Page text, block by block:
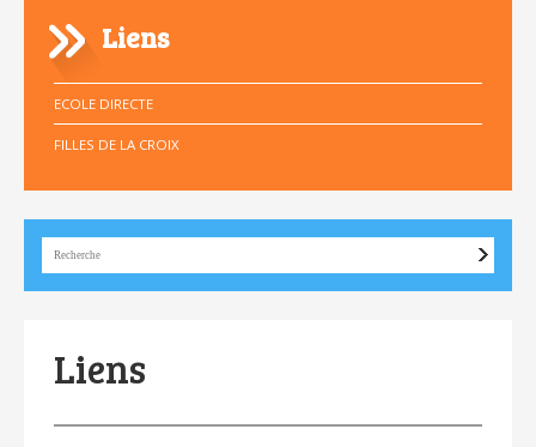
Liens
ECOLE DIRECTE
FILLES DE LA CROIX
Liens